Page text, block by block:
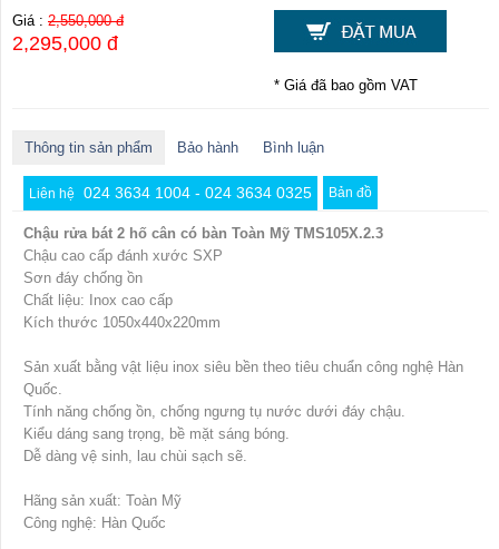
Giá : 2,550,000 đ
2,295,000 đ
* Giá đã bao gồm VAT
Thông tin sản phẩm Bảo hành Bình luận
Liên hệ 024 3634 1004 - 024 3634 0325 Bản đồ
Chậu rửa bát 2 hố cân có bàn Toàn Mỹ TMS105X.2.3
Chậu cao cấp đánh xước SXP
Sơn đáy chống ồn
Chất liệu: Inox cao cấp
Kích thước 1050x440x220mm
Sản xuất bằng vật liệu inox siêu bền theo tiêu chuẩn công nghệ Hàn
Quốc.
Tính năng chống ồn, chống ngưng tụ nước dưới đáy chậu.
Kiểu dáng sang trọng, bề mặt sáng bóng.
Dễ dàng vệ sinh, lau chùi sạch sẽ.
Hãng sản xuất: Toàn Mỹ
Công nghệ: Hàn Quốc